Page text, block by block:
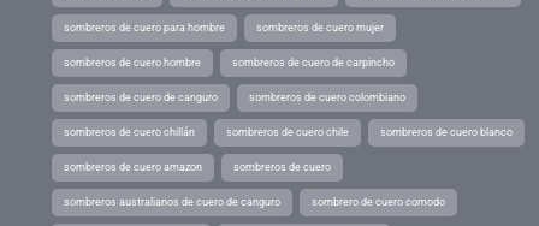
sombreros de cuero para hombre sombreros de cuero mujer
sombreros de cuero hombre sombreros de cuero de carpincho
sombreros de cuero de canguro sombreros de cuero colombiano
sombreros de cuero chillán sombreros de cuero chile sombreros de cuero blanco
sombreros de cuero amazon sombreros de cuero
sombreros australianos de cuero de canguro sombrero de cuero comodo